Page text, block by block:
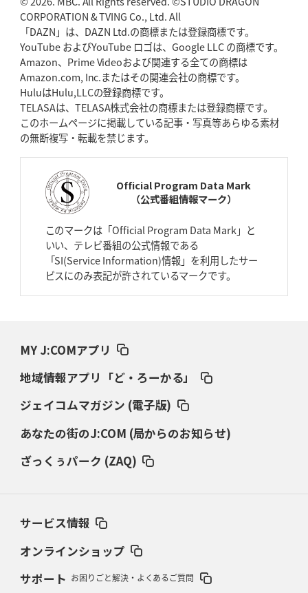
ゴール
2026年4月23日(木)更新
元代表ラピース、今季限りで引退「クボタは10年いた自分のホーム」
2026年4月16日(木)更新
BL東京「強化拠点」を「共有財産」に新クラブハウスは「皆に開かれ
た空間」
2026年4月9日(木)更新
スティーラーズ、名門復活の足音
2026年4月2日(木)更新
2026年3月26日(木)更新
AZ-COM丸和、リーグワンへ参入決定 「フィールド丸ごと計測機器」の
ダイナボアーズ、“逆輸入SO”三宅駿
「ニュージーランドのフレア（閃
2026年3月5日(木)更新
2026年2月19日(木)更新
37年女子W杯招致への課題と期待
2026年2月12日(木)更新
CORPORATION & TVING Co., Ltd. All
「DAZN」は、DAZN Ltd.の商標または登録商標です。
YouTube およびYouTube ロゴは、Google LLC の商標です。
Amazon、Prime Videoおよび関連する全ての商標は
Amazon.com, Inc.またはその関連会社の商標です。
HuluはHulu,LLCの登録商標です。
TELASAは、TELASA株式会社の商標または登録商標です。
このホームページに掲載している記事・写真等あらゆる素材
の無断複写・転載を禁じます。
Official Program Data Mark
（公式番組情報マーク）
このマークは「Official Program Data Mark」と
いい、テレビ番組の公式情報である
「SI(Service Information)情報」を利用したサー
ビスにのみ表記が許されているマークです。
MY J:COMアプリ
地域情報アプリ「ど・ろーかる」
ジェイコムマガジン (電子版)
あなたの街のJ:COM (局からのお知らせ)
ざっくぅパーク (ZAQ)
サービス情報
オンラインショップ
サポート お困りごと解決・よくあるご質問